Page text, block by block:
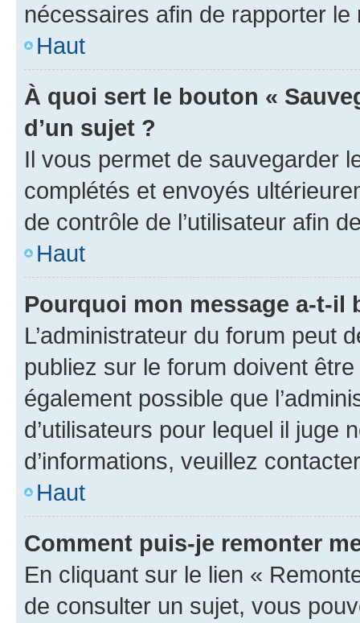
nécessaires afin de rapporter le
Haut
À quoi sert le bouton «
d’un sujet ?
Il vous permet de sauvegarder
complétés et envoyés
de contrôle de l’utilisateur afin
Haut
Pourquoi mon message a-t-il
L’administrateur du forum peut
publiez sur le forum doivent
également possible que
d’utilisateurs pour lequel il juge
d’informations, veuillez
Haut
Comment puis-je remonter
En cliquant sur le lien «
de consulter un sujet, vous